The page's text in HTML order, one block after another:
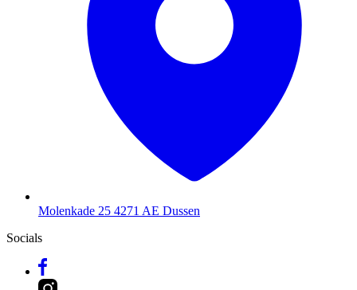
Molenkade 25 4271 AE Dussen
Socials